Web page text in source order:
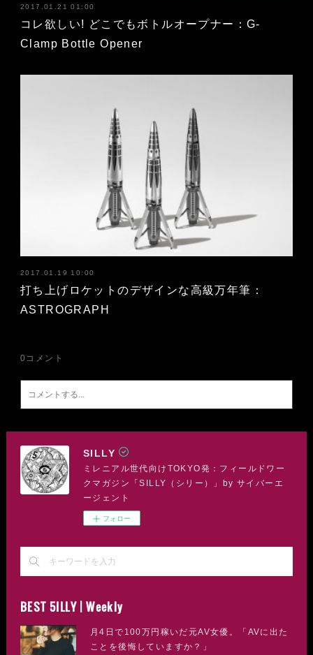
2017.01.21 01:00
コレ欲しい! どこでもボトルオープナー：G-
Clamp Bottle Opener
2017.01.19 10:00
打ち上げロケットのデザインな高級万年筆：
ASTROGRAPH
0 コメント
SILLY
ミレニアル世代向けTOKYO発：フィールドワー
クマガジン「SILLY（シリー）」by サイバーエ
ージェント
フォロー
BEST 5ILLY | Weekly
月4日で100万円稼いだ元AV女優。「AVに出た
ことを後悔していますか？」